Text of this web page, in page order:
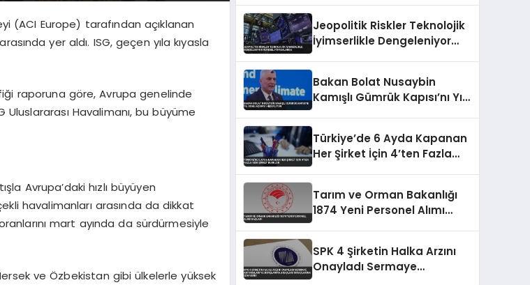
(ACI Europe) tarafından açıklanan
yer aldı. ISG, geçen yıla kıyasla
raporuna göre, Avrupa genelinde
Havalimanı, bu büyüme
Avrupa’daki hızlı büyüyen
havalimanları arasında da dikkat
mart ayında da sürdürmesiyle
ve Özbekistan gibi ülkelerle yüksek
Jeopolitik Riskler Teknolojik
İyimserlikle Dengeleniyor
Bakan Bolat Nusaybin
Kamışlı Gümrük Kapısı’nı Yıl
Türkiye’de 6 Ayda Kapanan
Her Şirket İçin 4’ten Fazla
Tarım ve Orman Bakanlığı
1874 Yeni Personel Alımı
SPK 4 Şirketin Halka Arzını
Onayladı Sermaye